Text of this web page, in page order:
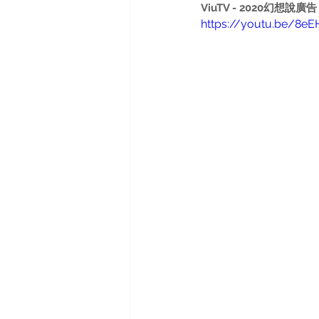
ViuTV - 2020幻想說廣告
https://youtu.be/